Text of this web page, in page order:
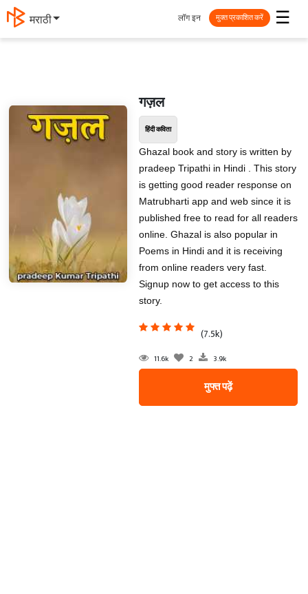
मराठी ☰
लॉग इन मुक्त प्रकाशित करें
गज़ल
हिंदी कविता
Ghazal book and story is written by
pradeep Tripathi in Hindi . This story
is getting good reader response on
Matrubharti app and web since it is
published free to read for all readers
online. Ghazal is also popular in
Poems in Hindi and it is receiving
from online readers very fast.
Signup now to get access to this
story.
(7.5k)
11.6k 2 3.9k
मुफ्त पढ़ें